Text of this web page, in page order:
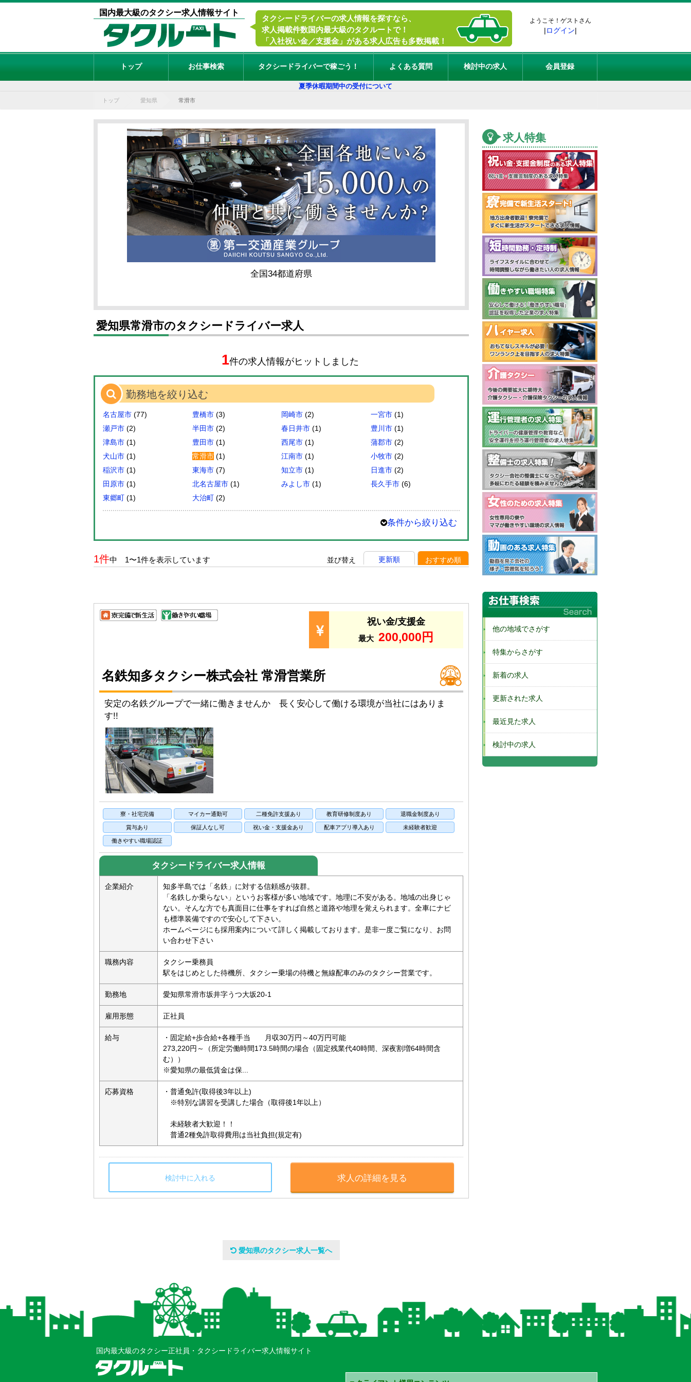
国内最大級のタクシー求人情報サイト
タクシードライバーの求人情報を探すなら、
求人掲載件数国内最大級のタクルートで！
「入社祝い金／支援金」がある求人広告も多数掲載！
ようこそ！ゲストさん
|ログイン|
トップ お仕事検索 タクシードライバーで稼ごう！ よくある質問 検討中の求人 会員登録
夏季休暇期間中の受付について
トップ 愛知県 常滑市
全国34都道府県
愛知県常滑市のタクシードライバー求人
1件の求人情報がヒットしました
勤務地を絞り込む
名古屋市 (77) 豊橋市 (3) 岡崎市 (2) 一宮市 (1)
瀬戸市 (2) 半田市 (2) 春日井市 (1) 豊川市 (1)
津島市 (1) 豊田市 (1) 西尾市 (1) 蒲郡市 (2)
犬山市 (1) 常滑市 (1) 江南市 (1) 小牧市 (2)
稲沢市 (1) 東海市 (7) 知立市 (1) 日進市 (2)
田原市 (1) 北名古屋市 (1) みよし市 (1) 長久手市 (6)
東郷町 (1) 大治町 (2)
条件から絞り込む
1件中 1〜1件を表示しています 並び替え 更新順 おすすめ順
祝い金/支援金
最大 200,000円
名鉄知多タクシー株式会社 常滑営業所
安定の名鉄グループで一緒に働きませんか 長く安心して働ける環境が当社にはありま
す!!
寮・社宅完備 マイカー通勤可 二種免許支援あり 教育研修制度あり 退職金制度あり
賞与あり 保証人なし可 祝い金・支援金あり 配車アプリ導入あり 未経験者歓迎
働きやすい職場認証
タクシードライバー求人情報
企業紹介
知多半島では「名鉄」に対する信頼感が抜群。
「名鉄しか乗らない」というお客様が多い地域です。地理に不安がある。地域の出身じゃ
ない。そんな方でも真面目に仕事をすれば自然と道路や地理を覚えられます。全車にナビ
も標準装備ですので安心して下さい。
ホームページにも採用案内について詳しく掲載しております。是非一度ご覧になり、お問
い合わせ下さい
職務内容
タクシー乗務員
駅をはじめとした待機所、タクシー乗場の待機と無線配車のみのタクシー営業です。
勤務地 愛知県常滑市坂井字うつ大坂20-1
雇用形態 正社員
給与
・固定給+歩合給+各種手当 月収30万円～40万円可能
273,220円～（所定労働時間173.5時間の場合（固定残業代40時間、深夜割増64時間含
む））
※愛知県の最低賃金は保...
応募資格
・普通免許(取得後3年以上)
※特別な講習を受講した場合（取得後1年以上）
未経験者大歓迎！！
普通2種免許取得費用は当社負担(規定有)
検討中に入れる 求人の詳細を見る
愛知県のタクシー求人一覧へ
求人特集
他の地域でさがす
特集からさがす
新着の求人
更新された求人
最近見た求人
検討中の求人
国内最大級のタクシー正社員・タクシードライバー求人情報サイト